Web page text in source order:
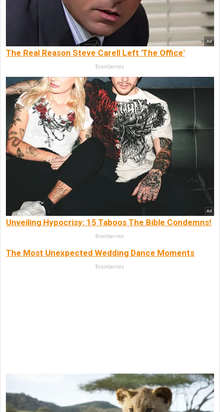
The Real Reason Steve Carell Left 'The Office'
Brainberries
Unveiling Hypocrisy: 15 Taboos The Bible Condemns!
Brainberries
The Most Unexpected Wedding Dance Moments
Brainberries